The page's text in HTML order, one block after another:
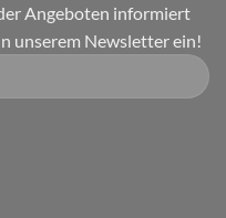
Angeboten informiert
unserem Newsletter ein!